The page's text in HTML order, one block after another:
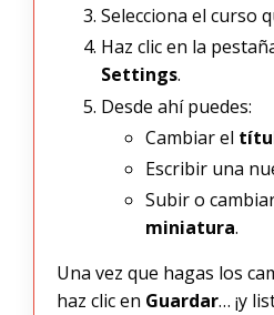
Selecciona el curso
Haz clic en la
Settings.
Desde ahí puedes:
Cambiar el
Escribir una
Subir o
miniatura.
Una vez que hagas los
haz clic en Guardar… ¡y